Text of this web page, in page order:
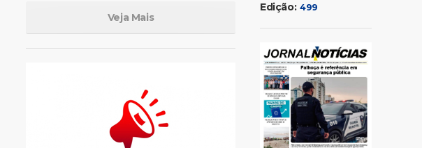
Veja Mais
Edição: 499